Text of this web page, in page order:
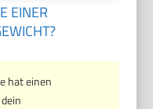
EINER
hat einen